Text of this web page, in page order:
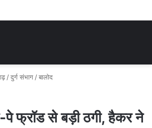
/दुर्ग संभाग /बालोद
पे फ्रॉड से बड़ी ठगी, हैकर ने